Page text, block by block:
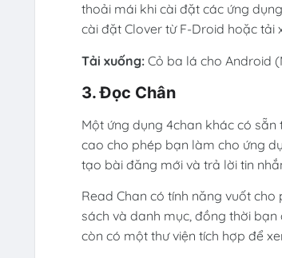
thoải mái khi cài đặt các ứng
cài đặt Clover từ F-Droid hoặc tải
Tải xuống:Cỏ ba lá cho Android
3. Đọc Chân
Một ứng dụng 4chan khác có
cao cho phép bạn làm cho ứng
tạo bài đăng mới và trả lời tin
Read Chan có tính năng vuốt
sách và danh mục, đồng thời
còn có một thư viện tích hợp để